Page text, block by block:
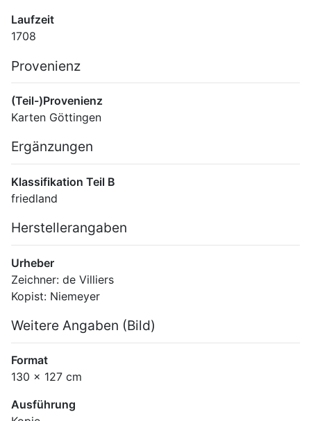
Laufzeit
1708
Provenienz
(Teil-)Provenienz
Karten Göttingen
Ergänzungen
Klassifikation Teil B
friedland
Herstellerangaben
Urheber
Zeichner: de Villiers
Kopist: Niemeyer
Weitere Angaben (Bild)
Format
130 x 127 cm
Ausführung